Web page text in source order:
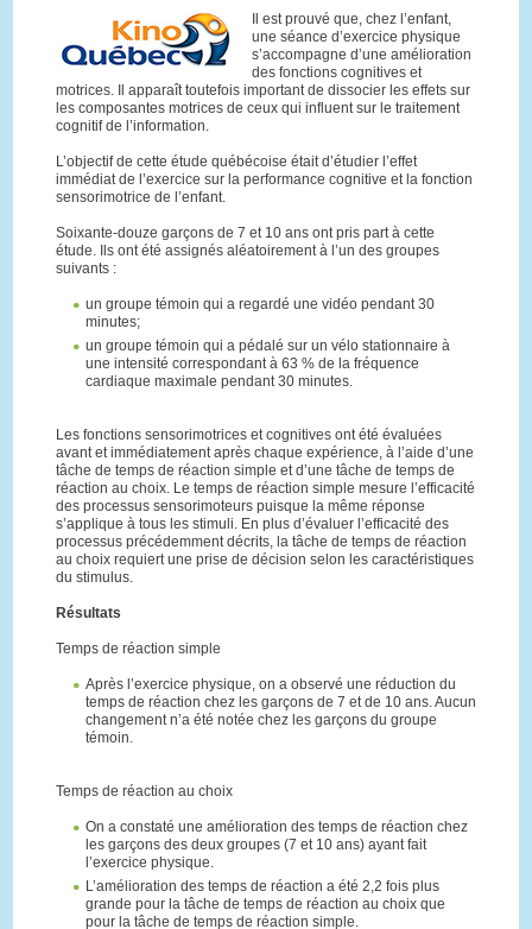
Il est prouvé que, chez l’enfant,
une séance d’exercice physique
s’accompagne d’une amélioration
des fonctions cognitives et
motrices. Il apparaît toutefois important de dissocier les effets sur
les composantes motrices de ceux qui influent sur le traitement
cognitif de l’information.
L’objectif de cette étude québécoise était d’étudier l’effet
immédiat de l’exercice sur la performance cognitive et la fonction
sensorimotrice de l’enfant.
Soixante-douze garçons de 7 et 10 ans ont pris part à cette
étude. Ils ont été assignés aléatoirement à l’un des groupes
suivants :
un groupe témoin qui a regardé une vidéo pendant 30
minutes;
un groupe témoin qui a pédalé sur un vélo stationnaire à
une intensité correspondant à 63 % de la fréquence
cardiaque maximale pendant 30 minutes.
Les fonctions sensorimotrices et cognitives ont été évaluées
avant et immédiatement après chaque expérience, à l’aide d’une
tâche de temps de réaction simple et d’une tâche de temps de
réaction au choix. Le temps de réaction simple mesure l’efficacité
des processus sensorimoteurs puisque la même réponse
s’applique à tous les stimuli. En plus d’évaluer l’efficacité des
processus précédemment décrits, la tâche de temps de réaction
au choix requiert une prise de décision selon les caractéristiques
du stimulus.
Résultats
Temps de réaction simple
Après l’exercice physique, on a observé une réduction du
temps de réaction chez les garçons de 7 et de 10 ans. Aucun
changement n’a été notée chez les garçons du groupe
témoin.
Temps de réaction au choix
On a constaté une amélioration des temps de réaction chez
les garçons des deux groupes (7 et 10 ans) ayant fait
l’exercice physique.
L’amélioration des temps de réaction a été 2,2 fois plus
grande pour la tâche de temps de réaction au choix que
pour la tâche de temps de réaction simple.